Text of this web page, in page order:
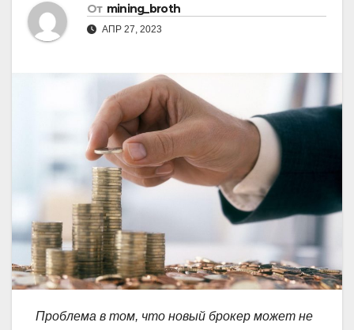
От mining_broth
АПР 27, 2023
Проблема в том, что новый брокер может не